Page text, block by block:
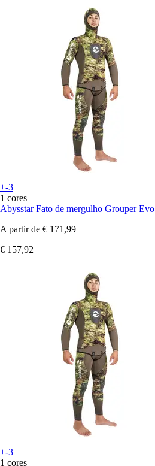
+-3
1 cores
Abysstar Fato de mergulho Grouper Evo
A partir de € 171,99
€ 157,92
+-3
1 cores